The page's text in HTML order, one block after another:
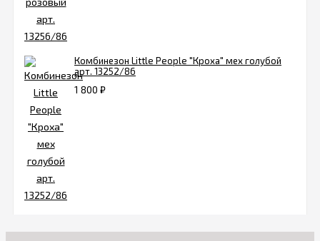
Комбинезон Little People "Кроха" мех голубой
арт. 13252/86
1 800 ₽